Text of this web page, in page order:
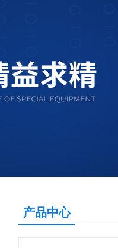
产品中心